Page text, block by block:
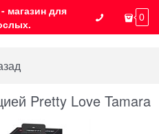
магазин для
0
Pretty Love Tamara